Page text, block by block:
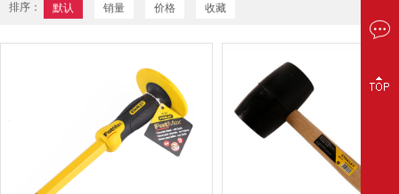
排序： 默认 销量 价格 收藏